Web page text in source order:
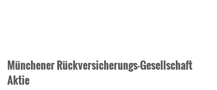
Münchener Rückversicherungs-Gesellschaft
Aktie